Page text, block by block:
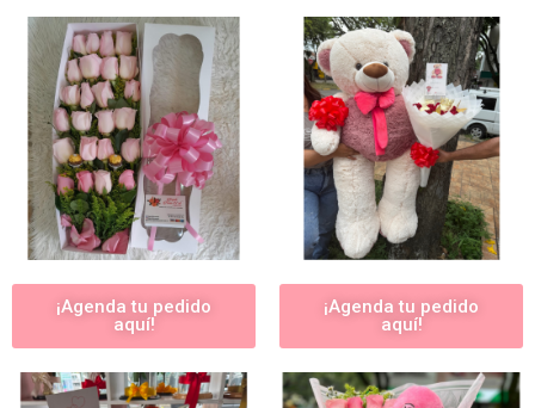
¡Agenda tu pedido
aquí!
¡Agenda tu pedido
aquí!